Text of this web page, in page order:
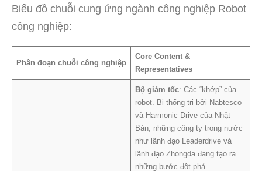
Biểu đồ chuỗi cung ứng ngành công nghiệp Robot
công nghiệp:
Phân đoạn chuỗi công nghiệp
Core Content &
Representatives
Bộ giảm tốc: Các “khớp” của
robot. Bị thống trị bởi Nabtesco
và Harmonic Drive của Nhật
Bản; những công ty trong nước
như lãnh đạo Leaderdrive và
lãnh đạo Zhongda đang tạo ra
những bước đột phá.